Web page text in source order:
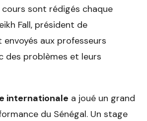
cours sont rédigés chaque
Fall, président de
envoyés aux professeurs
des problèmes et leurs
internationale a joué un grand
du Sénégal. Un stage